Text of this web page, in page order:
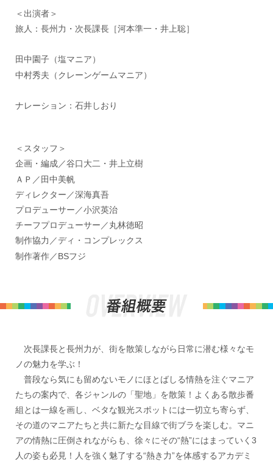
＜出演者＞
旅人：長州力・次長課長［河本準一・井上聡］
田中園子（塩マニア）
中村秀夫（クレーンゲームマニア）
ナレーション：石井しおり
＜スタッフ＞
企画・編成／谷口大二・井上立樹
ＡＰ／田中美帆
ディレクター／深海真吾
プロデューサー／小沢英治
チーフプロデューサー／丸林徳昭
制作協力／ディ・コンプレックス
制作著作／BSフジ
次長課長と長州力が、街を散策しながら日常に潜む様々なモ
ノの魅力を学ぶ！
普段なら気にも留めないモノにほとばしる情熱を注ぐマニア
たちの案内で、各ジャンルの「聖地」を散策！よくある散歩番
組とは一線を画し、ベタな観光スポットには一切立ち寄らず、
その道のマニアたちと共に新たな目線で街ブラを楽しむ。マニ
アの情熱に圧倒されながらも、徐々にその“熱”にはまっていく3
人の姿も必見！人を強く魅了する“熱き力”を体感するアカデミ